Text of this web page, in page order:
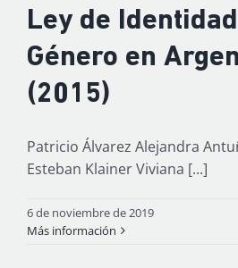
Ley de
Género en
(2015)
Patricio Álvarez Alejandra
Esteban Klainer Viviana [...]
6 de noviembre de 2019
Más información